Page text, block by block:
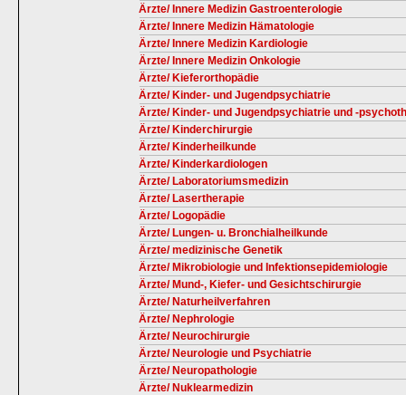
Ärzte/ Innere Medizin Gastroenterologie
Ärzte/ Innere Medizin Hämatologie
Ärzte/ Innere Medizin Kardiologie
Ärzte/ Innere Medizin Onkologie
Ärzte/ Kieferorthopädie
Ärzte/ Kinder- und Jugendpsychiatrie
Ärzte/ Kinder- und Jugendpsychiatrie und -
Ärzte/ Kinderchirurgie
Ärzte/ Kinderheilkunde
Ärzte/ Kinderkardiologen
Ärzte/ Laboratoriumsmedizin
Ärzte/ Lasertherapie
Ärzte/ Logopädie
Ärzte/ Lungen- u. Bronchialheilkunde
Ärzte/ medizinische Genetik
Ärzte/ Mikrobiologie und Infektionsepidemiologie
Ärzte/ Mund-, Kiefer- und Gesichtschirurgie
Ärzte/ Naturheilverfahren
Ärzte/ Nephrologie
Ärzte/ Neurochirurgie
Ärzte/ Neurologie und Psychiatrie
Ärzte/ Neuropathologie
Ärzte/ Nuklearmedizin